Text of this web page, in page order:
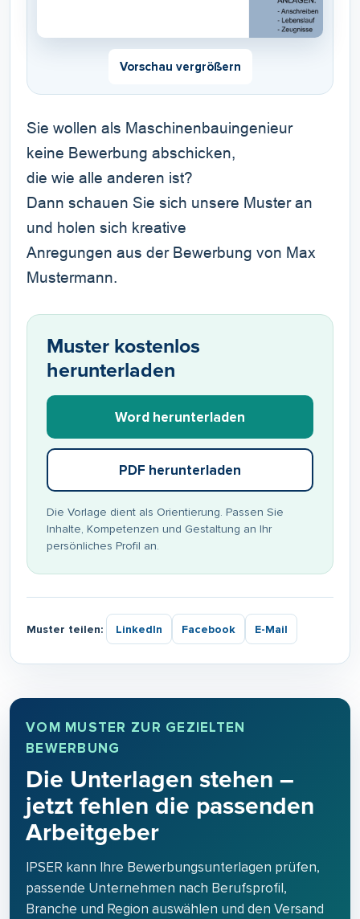
Vorschau vergrößern
Sie wollen als Maschinenbauingenieur
keine Bewerbung abschicken,
die wie alle anderen ist?
Dann schauen Sie sich unsere Muster an
und holen sich kreative
Anregungen aus der Bewerbung von Max
Mustermann.
Muster kostenlos
herunterladen
Word herunterladen
PDF herunterladen
Die Vorlage dient als Orientierung. Passen Sie
Inhalte, Kompetenzen und Gestaltung an Ihr
persönliches Profil an.
Muster teilen: LinkedIn Facebook E-Mail
VOM MUSTER ZUR GEZIELTEN
BEWERBUNG
Die Unterlagen stehen –
jetzt fehlen die passenden
Arbeitgeber
IPSER kann Ihre Bewerbungsunterlagen prüfen,
passende Unternehmen nach Berufsprofil,
Branche und Region auswählen und den Versand